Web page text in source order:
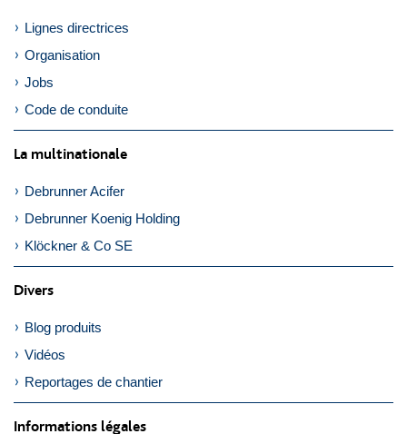
Lignes directrices
Organisation
Jobs
Code de conduite
La multinationale
Debrunner Acifer
Debrunner Koenig Holding
Klöckner & Co SE
Divers
Blog produits
Vidéos
Reportages de chantier
Informations légales